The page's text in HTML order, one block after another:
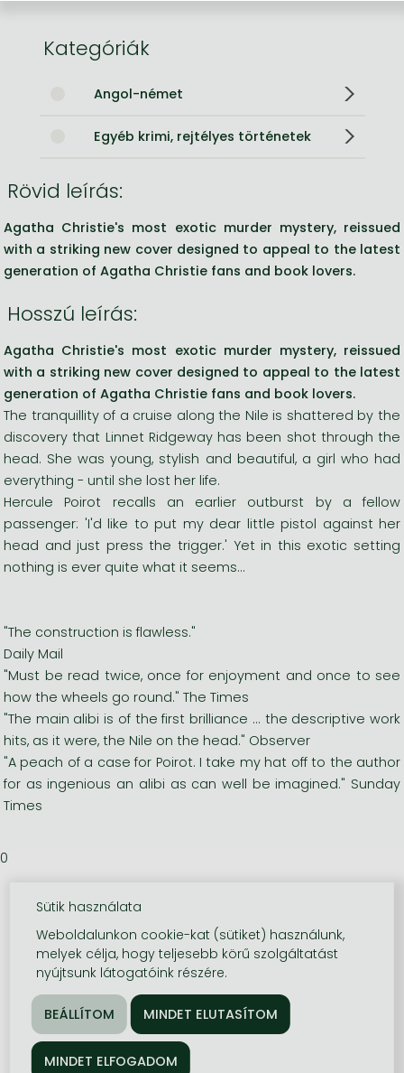
Kategóriák
Angol-német
Egyéb krimi, rejtélyes történetek
Rövid leírás:
Agatha Christie's most exotic murder mystery, reissued
with a striking new cover designed to appeal to the latest
generation of Agatha Christie fans and book lovers.
Hosszú leírás:
Agatha Christie's most exotic murder mystery, reissued
with a striking new cover designed to appeal to the latest
generation of Agatha Christie fans and book lovers.
The tranquillity of a cruise along the Nile is shattered by the
discovery that Linnet Ridgeway has been shot through the
head. She was young, stylish and beautiful, a girl who had
everything - until she lost her life.
Hercule Poirot recalls an earlier outburst by a fellow
passenger: 'I'd like to put my dear little pistol against her
head and just press the trigger.' Yet in this exotic setting
nothing is ever quite what it seems...
"The construction is flawless."
Daily Mail
"Must be read twice, once for enjoyment and once to see
how the wheels go round." The Times
"The main alibi is of the first brilliance ... the descriptive work
hits, as it were, the Nile on the head." Observer
"A peach of a case for Poirot. I take my hat off to the author
for as ingenious an alibi as can well be imagined." Sunday
Times
0
Sütik használata
Weboldalunkon cookie-kat (sütiket) használunk,
melyek célja, hogy teljesebb körű szolgáltatást
nyújtsunk látogatóink részére.